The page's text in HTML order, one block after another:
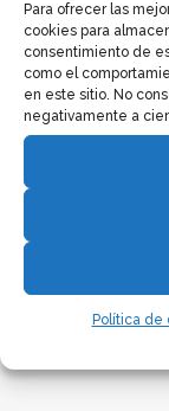
Para ofrecer las
cookies para
consentimiento de
como el
en este sitio. No
negativamente a
Política de